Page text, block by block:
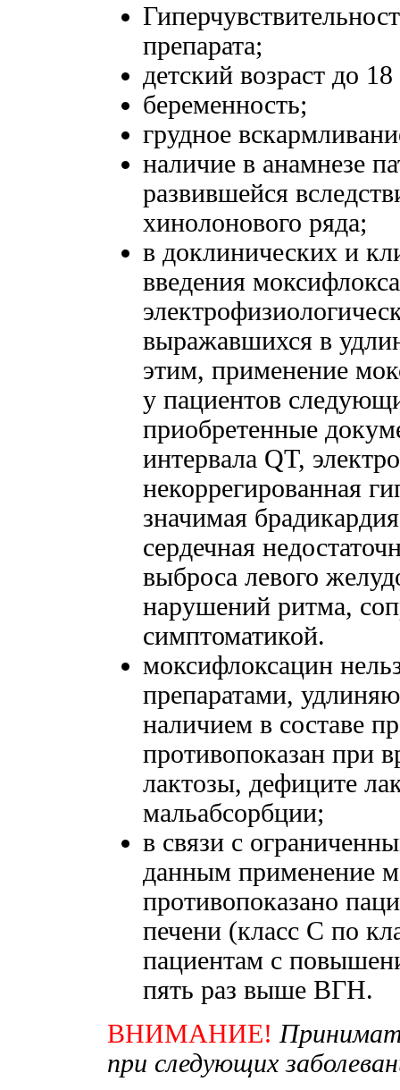
препарата;
детский возраст до 18
беременность;
грудное
наличие в анамнезе
развившейся
хинолонового ряда;
в доклинических и
введения
выражавшихся в
этим, применение
у пациентов
приобретенные
интервала QT,
некоррегированная
значимая
сердечная
выброса левого
нарушений ритма,
симптоматикой.
моксифлоксацин
препаратами,
наличием в составе
противопоказан при
лактозы, дефиците
мальабсорбции;
в связи с
данным применение
противопоказано
печени (класс С по
пациентам с
пять раз выше ВГН.
ВНИМАНИЕ!
при следующих